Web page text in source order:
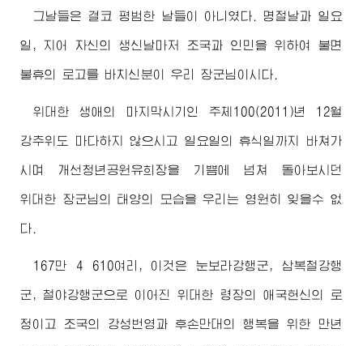
그날들은 결코 평범한 날들이 아니였다. 명절날과 일요
일, 지어 자신의 생신날마저 조국과 인민을 위하여 불면
불휴의 로고를 바치신분이 우리 장군님 이시다.
위대한 생애의 마지막시기인 주체100(2011)년 12월
강추위도 마다하지 않으시고 일요일의 휴식일까지 바쳐가
시며 개선청년공원유희장을 기쁨에 넘쳐 돌아보시던
위대한 장군님 의 태양의 모습을 우리는 영원히 잊을수 없
다.
167만 4 610여리, 이것은 눈보라강행군, 삼복철강행
군, 철야강행군으로 이어진 위대한 령장의 애국헌신의 로
정이고 조국의 강성번영과 후손만대의 행복을 위한 만년